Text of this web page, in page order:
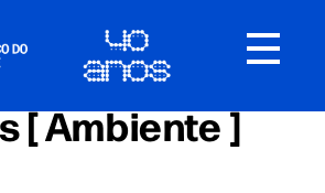
Toggle
[ Ambiente ]